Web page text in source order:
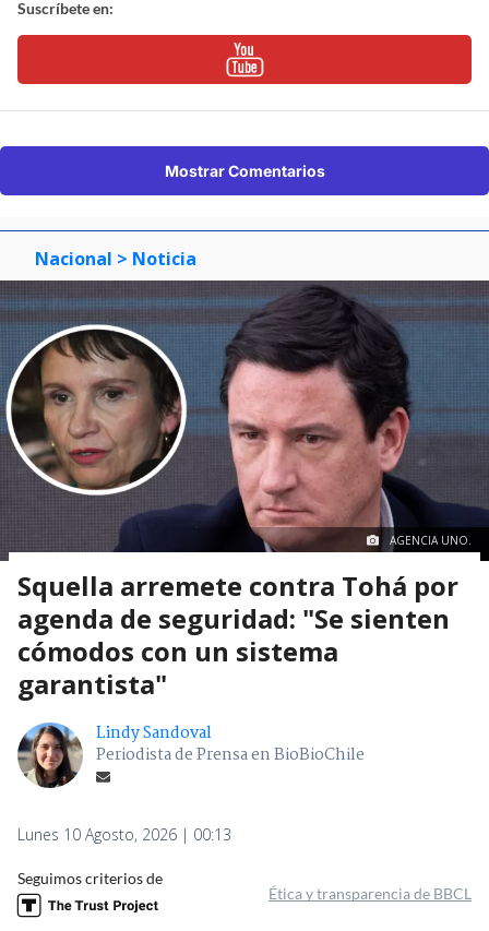
Suscríbete en:
Mostrar Comentarios
Nacional > Noticia
AGENCIA UNO.
Squella arremete contra Tohá por
agenda de seguridad: "Se sienten
cómodos con un sistema
garantista"
Lindy Sandoval
Periodista de Prensa en BioBioChile
Lunes 10 Agosto, 2026 | 00:13
Seguimos criterios de
Ética y transparencia de BBCL